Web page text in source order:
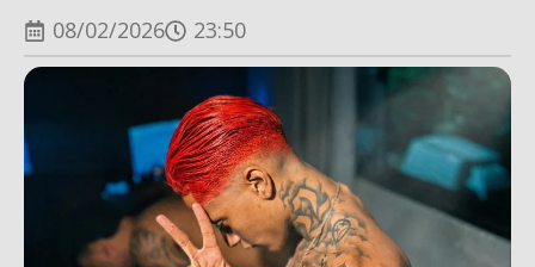
08/02/2026 23:50